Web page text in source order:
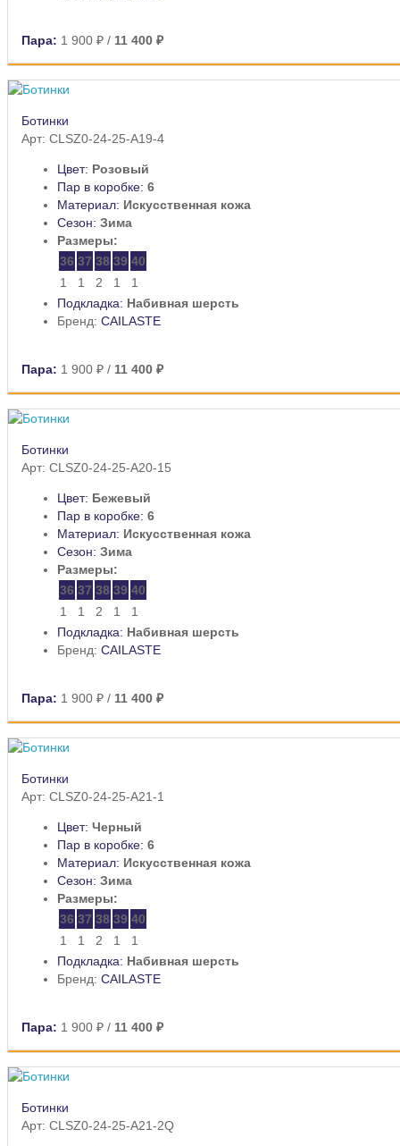
Пара: 1 900 ₽ / 11 400 ₽
Ботинки
Арт: CLSZ0-24-25-A19-4
Цвет: Розовый
Пар в коробке: 6
Материал: Искусственная кожа
Сезон: Зима
Размеры:
36 37 38 39 40
1
1 2 1
1
Подкладка: Набивная шерсть
Бренд: CAILASTE
Пара: 1 900 ₽ / 11 400 ₽
Ботинки
Арт: CLSZ0-24-25-A20-15
Цвет: Бежевый
Пар в коробке: 6
Материал: Искусственная кожа
Сезон: Зима
Размеры:
36 37 38 39 40
1
1 2 1
1
Подкладка: Набивная шерсть
Бренд: CAILASTE
Пара: 1 900 ₽ / 11 400 ₽
Ботинки
Арт: CLSZ0-24-25-A21-1
Цвет: Черный
Пар в коробке: 6
Материал: Искусственная кожа
Сезон: Зима
Размеры:
36 37 38 39 40
1
1 2 1
1
Подкладка: Набивная шерсть
Бренд: CAILASTE
Пара: 1 900 ₽ / 11 400 ₽
Ботинки
Арт: CLSZ0-24-25-A21-2Q